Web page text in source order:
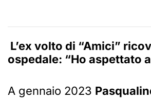
L’ex volto di “Amici”
ospedale: “Ho aspettato
A gennaio 2023